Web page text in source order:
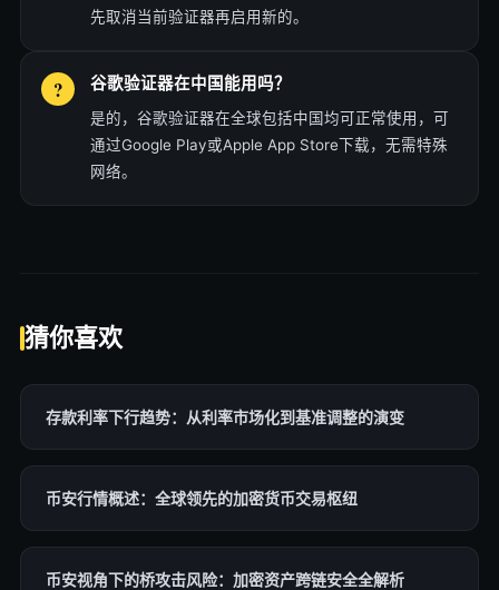
先取消当前验证器再启用新的。
谷歌验证器在中国能用吗？
是的，谷歌验证器在全球包括中国均可正常使用，可
通过Google Play或Apple App Store下载，无需特殊
网络。
猜你喜欢
存款利率下行趋势：从利率市场化到基准调整的演变
币安行情概述：全球领先的加密货币交易枢纽
币安视角下的桥攻击风险：加密资产跨链安全全解析